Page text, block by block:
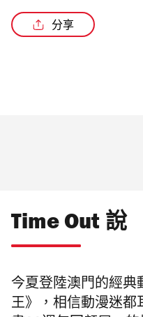
分享
Time Out 說
今夏登陸澳門的經典
王》，相信動漫迷都